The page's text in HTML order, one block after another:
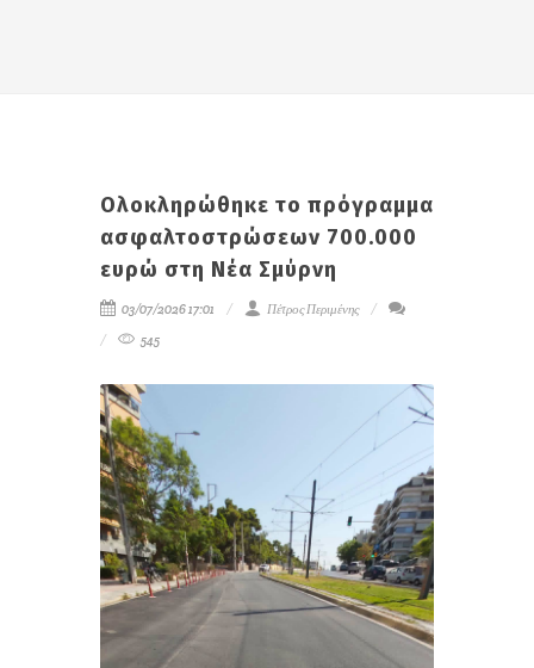
Ολοκληρώθηκε το πρόγραμμα
ασφαλτοστρώσεων 700.000
ευρώ στη Νέα Σμύρνη
03/07/2026 17:01
Πέτρος Περιμένης
545